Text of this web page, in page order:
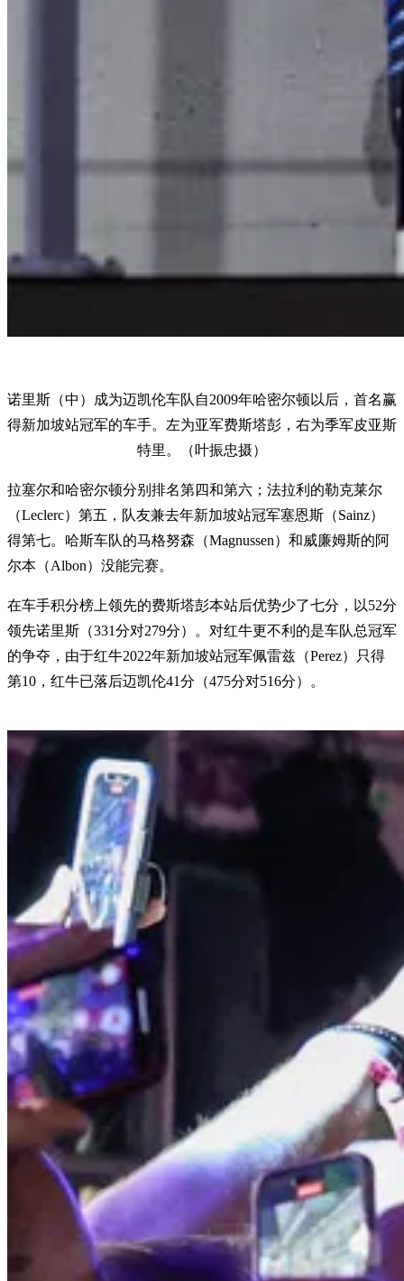
诺里斯（中）成为迈凯伦车队自2009年哈密尔顿以后，首名赢
得新加坡站冠军的车手。左为亚军费斯塔彭，右为季军皮亚斯
特里。（叶振忠摄）
拉塞尔和哈密尔顿分别排名第四和第六；法拉利的勒克莱尔
（Leclerc）第五，队友兼去年新加坡站冠军塞恩斯（Sainz）
得第七。哈斯车队的马格努森（Magnussen）和威廉姆斯的阿
尔本（Albon）没能完赛。
在车手积分榜上领先的费斯塔彭本站后优势少了七分，以52分
领先诺里斯（331分对279分）。对红牛更不利的是车队总冠军
的争夺，由于红牛2022年新加坡站冠军佩雷兹（Perez）只得
第10，红牛已落后迈凯伦41分（475分对516分）。